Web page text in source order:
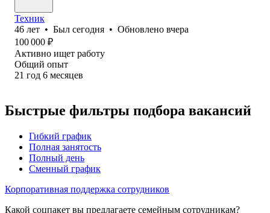
Техник
46 лет • Был сегодня • Обновлено вчера
100 000 ₽
Активно ищет работу
Общий опыт
21 год 6 месяцев
Быстрые фильтры подбора вакансий
Гибкий график
Полная занятость
Полный день
Сменный график
Корпоративная поддержка сотрудников
Какой соцпакет вы предлагаете семейным сотрудникам?